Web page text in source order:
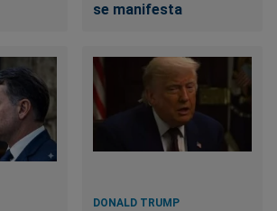
se manifesta
DONALD TRUMP